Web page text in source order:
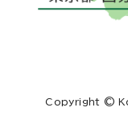
Copyright ©